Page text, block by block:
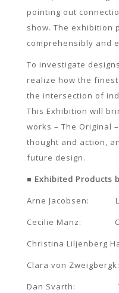
pointing out
show. The exhibition
comprehensibly and
To investigate
realize how the
the intersection of
This Exhibition will
works – The Original
thought and action,
future design.
■ Exhibited Products
Arne Jacobsen:
Cecilie Manz:
Christina Liljenberg
Clara von
Dan Svarth: